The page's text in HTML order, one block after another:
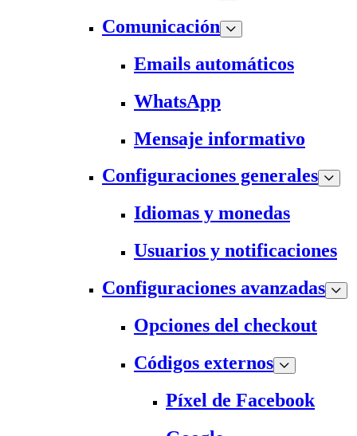
Comunicación
Emails automáticos
WhatsApp
Mensaje informativo
Configuraciones generales
Idiomas y monedas
Usuarios y notificaciones
Configuraciones avanzadas
Opciones del checkout
Códigos externos
Píxel de Facebook